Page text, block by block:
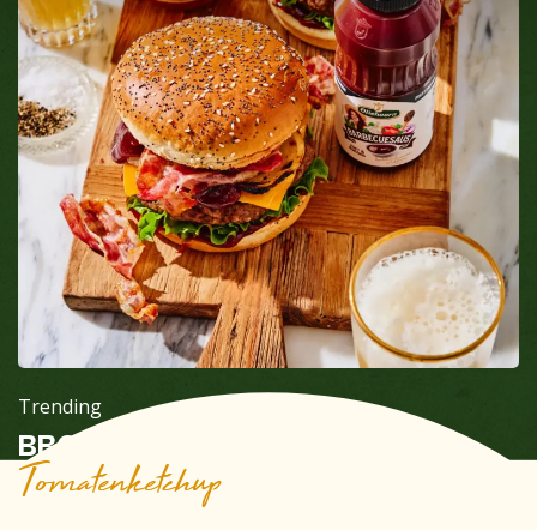
Trending
BBQ Bacon Onion Burger
Tomatenketchup